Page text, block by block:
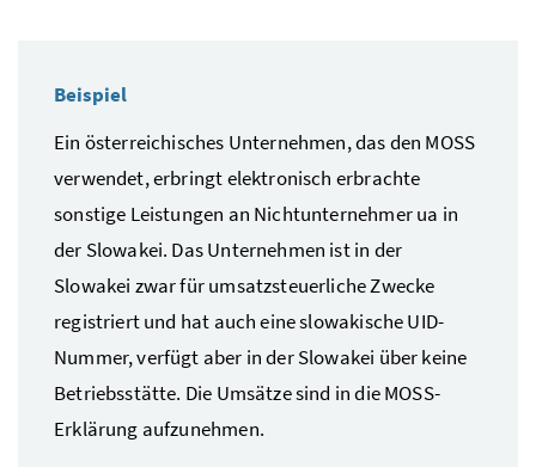
Beispiel
Ein österreichisches Unternehmen, das den MOSS
verwendet, erbringt elektronisch erbrachte
sonstige Leistungen an Nichtunternehmerua in
der Slowakei. Das Unternehmen ist in der
Slowakei zwar für umsatzsteuerliche Zwecke
registriert und hat auch eine slowakischeUID-
Nummer, verfügt aber in der Slowakei über keine
Betriebsstätte. Die Umsätze sind in dieMOSS-
Erklärung aufzunehmen.